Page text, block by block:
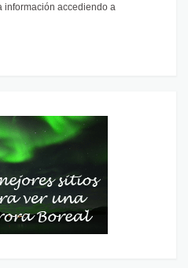
información accediendo a